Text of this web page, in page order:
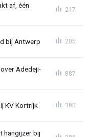
af, één
217
bij Antwerp 205
Adedeji-
887
KV Kortrijk 180
hangijzer bij